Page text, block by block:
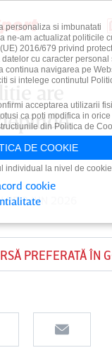
are
PE 2 IUN 2026
PREFERATĂ ÎN
personaliza si imbunatati
ne-am actualizat politicile
2016/679 privind
cu caracter personal
continua navigarea pe
si intelege continutul
acceptarea utilizarii
ca poti modifica in orice
din Politica de
DE COOKIE
individual la nivel de
cookie